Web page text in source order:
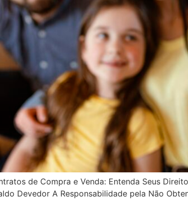
de Compra e Venda: Entenda Seus
Devedor A Responsabilidade pela Não